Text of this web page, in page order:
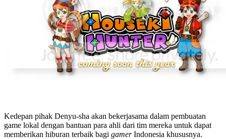
Kedepan pihak Denyu-sha akan bekerjasama dalam pembuatan
game lokal dengan bantuan para ahli dari tim mereka untuk dapat
memberikan hiburan terbaik bagi gamerIndonesia khususnya.